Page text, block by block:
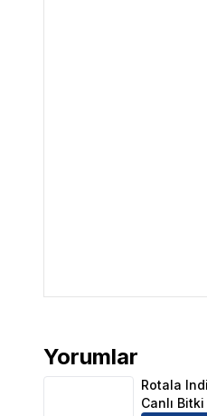
Yorumlar
Rotala Indica Green
Rotala
Canlı Bitki